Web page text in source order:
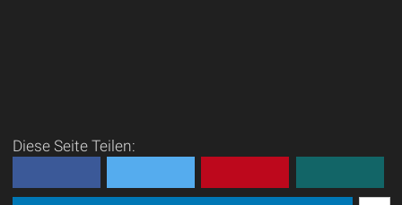
Diese Seite Teilen: